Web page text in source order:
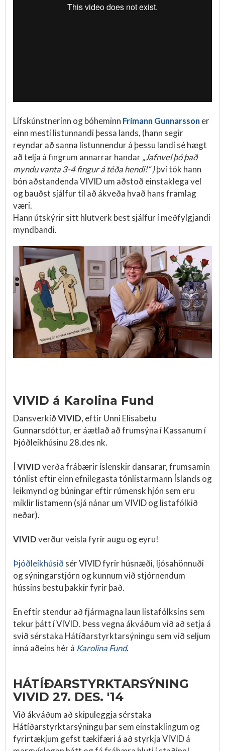
Lífskúnstnerinn og bóheminn Frímann Gunnarssoner
einn mesti listunnandi þessa lands, (hann segir
reyndar að sanna listunnendur á þessu landi sé hægt
að telja á fingrum annarrar handar„Jafnvel þó það
myndu vanta 3-4 fingur á téða hendi!“ )því tók hann
bón aðstandenda VIVID um aðstoð einstaklega vel
og bauðst sjálfur til að ákveða hvað hans framlag
væri.
Hann útskýrir sitt hlutverk best sjálfur í meðfylgjandi
myndbandi.
VIVID á Karolina Fund
DansverkiðVIVID, eftir Unni Elísabetu
Gunnarsdóttur, er áætlað að frumsýna í Kassanum í
Þjóðleikhúsinu 28.des nk.
ÍVIVIDverða frábærir íslenskir dansarar, frumsamin
tónlist eftir einn efnilegasta tónlistarmann Íslands og
leikmynd og búningar eftir rúmensk hjón sem eru
miklir listamenn (sjá nánar um VIVID og listafólkið
neðar).
VIVIDverður veisla fyrir augu og eyru!
Þjóðleikhúsið sér VIVID fyrir húsnæði, ljósahönnuði
og sýningarstjórn og kunnum við stjórnendum
hússins bestu þakkir fyrir það.
En eftir stendur að fjármagna laun listafólksins sem
tekur þátt í VIVID. Þess vegna ákváðum við að setja á
svið sérstaka Hátíðarstyrktarsýningu sem við seljum
inná aðeins hér á Karolina Fund.
HÁTÍÐARSTYRKTARSÝNING
VIVID 27. DES. '14
Við ákváðum að skipuleggja sérstaka
Hátíðarstyrktarsýningu þar sem einstaklingum og
fyrirtækjum gefst tækifæri á að styrkja VIVID á